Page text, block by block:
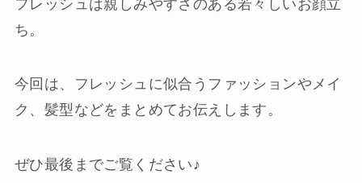
フレッシュは親しみやすさのある若々しいお顔立
ち。
今回は、フレッシュに似合うファッションやメイ
ク、髪型などをまとめてお伝えします。
ぜひ最後までご覧ください♪